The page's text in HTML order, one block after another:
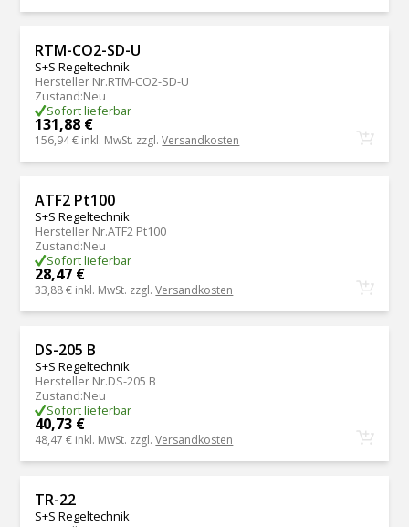
RTM-CO2-SD-U
S+S Regeltechnik
Hersteller Nr.RTM-CO2-SD-U
Zustand:Neu
Sofort lieferbar
131,88 €
156,94 € inkl. MwSt. zzgl.Versandkosten
ATF2 Pt100
S+S Regeltechnik
Hersteller Nr.ATF2 Pt100
Zustand:Neu
Sofort lieferbar
28,47 €
33,88 € inkl. MwSt. zzgl.Versandkosten
DS-205 B
S+S Regeltechnik
Hersteller Nr.DS-205 B
Zustand:Neu
Sofort lieferbar
40,73 €
48,47 € inkl. MwSt. zzgl.Versandkosten
TR-22
S+S Regeltechnik